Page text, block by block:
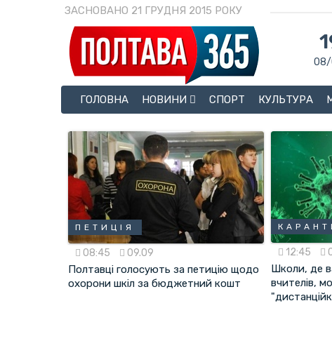
ЗАСНОВАНО 21 ГРУДНЯ 2015 РОКУ
ГОЛОВНА
НОВИНИ СПОРТ КУЛЬТУРА
ПЕТИЦІЯ
08:45 09.09
Полтавці голосують за петицію щодо
охорони шкіл за бюджетний кошт
12:45
Школи, де
вчителів,